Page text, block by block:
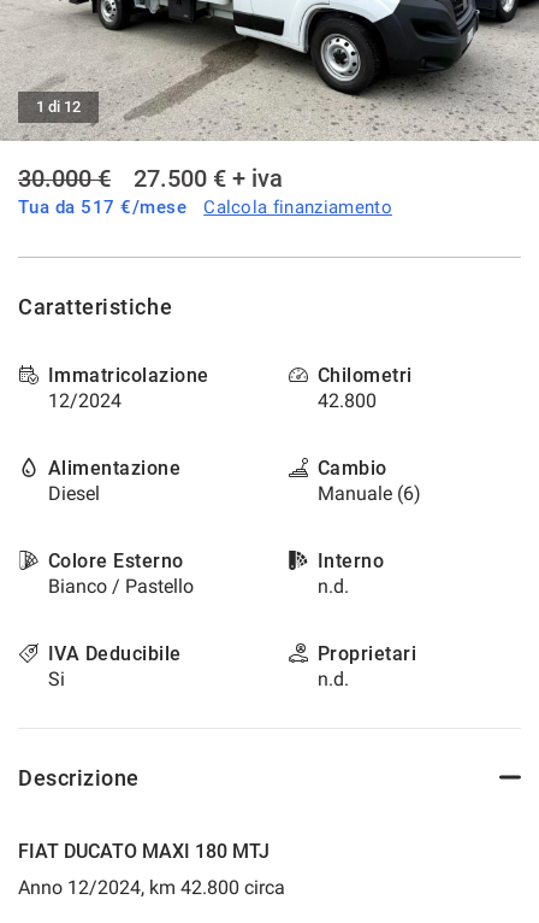
AREA COMMERCIANTI
1 di 12
30.000 € 27.500 € + iva
Tua da 517 €/mese Calcola finanziamento
Caratteristiche
Immatricolazione
12/2024
Chilometri
42.800
Alimentazione
Diesel
Cambio
Manuale (6)
Colore Esterno
Bianco / Pastello
Interno
n.d.
IVA Deducibile
Si
Proprietari
n.d.
Descrizione
FIAT DUCATO MAXI 180 MTJ
Anno 12/2024, km 42.800 circa
tracciamento
che
adottiamo
per
offrire
le
e
svolgere
seguito
descritte.
ottenere
maggiori
e
sul
questi
strumenti
si
rimanda
cookie
Puoi
modificare
tue